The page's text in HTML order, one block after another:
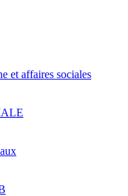
et affaires sociales